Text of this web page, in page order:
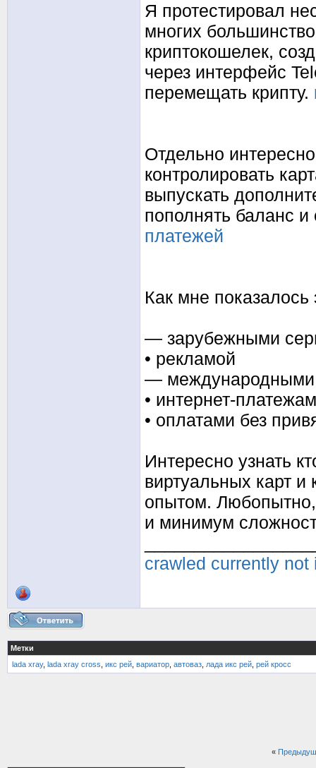
Я протестировал
многих
криптокошелек,
через интерфейс
перемещать крипту.
Отдельно
контролировать
выпускать
пополнять баланс и
платежей
Как мне показалось
— зарубежными
• рекламой
— международными
• интернет-
• оплатами без
Интересно узнать
виртуальных карт
опытом.
и минимум
crawled currently not
Метки
lada xray, lada xray cross икс рей вариатор автоваз лада икс рей рей кросс
«